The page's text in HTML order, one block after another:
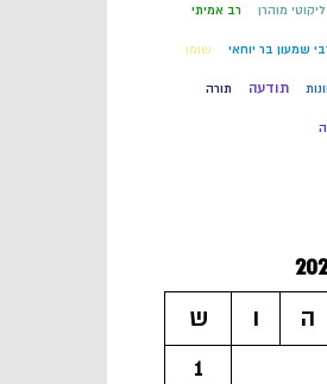
מוהרן רב אמיתי
שמעון בר יוחאי שומן
תודעה תורה
ה ו
ש
1